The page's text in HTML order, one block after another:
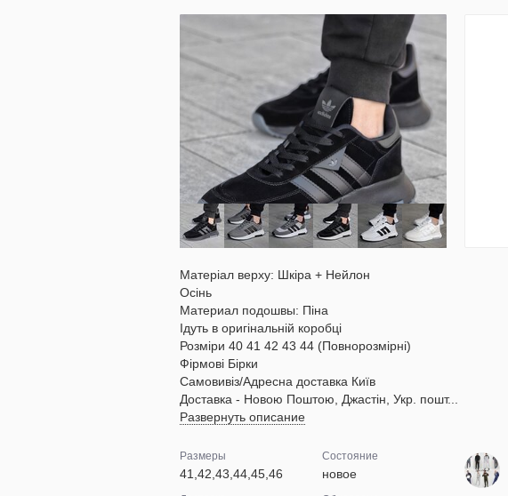
Матеріал верху: Шкіра + Нейлон
Осінь
Материал подошвы: Піна
Ідуть в оригінальній коробці
Розміри 40 41 42 43 44 (Повнорозмірні)
Фірмові Бірки
Самовивіз/Адресна доставка Київ
Доставка - Новою Поштою, Джастін, Укр. пошт...
Развернуть описание
Размеры
41,42,43,44,45,46
Состояние
новое